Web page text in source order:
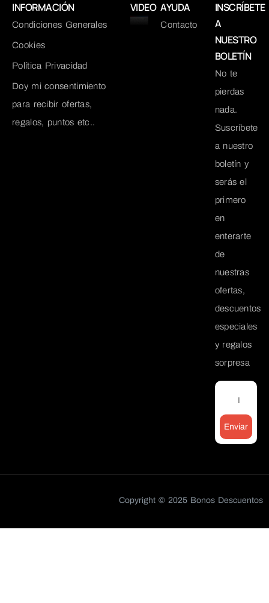
INFORMACIÓN
Condiciones Generales
Cookies
Política Privacidad
Doy mi consentimiento
para recibir ofertas,
regalos, puntos etc..
VIDEO AYUDA
Contacto
INSCRÍBETE
A
NUESTRO
BOLETÍN
No te
pierdas
nada.
Suscríbete
a nuestro
boletín y
serás el
primero
en
enterarte
de
nuestras
ofertas,
descuentos
especiales
y regalos
sorpresa
Enviar
Copyright © 2025 Bonos Descuentos